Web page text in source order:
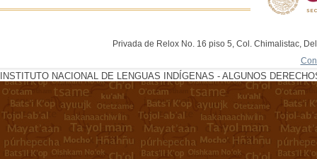
Privada de Relox No. 16 piso 5, Col. Chimalistac,
INSTITUTO NACIONAL DE LENGUAS INDÍGENAS - ALGUNOS